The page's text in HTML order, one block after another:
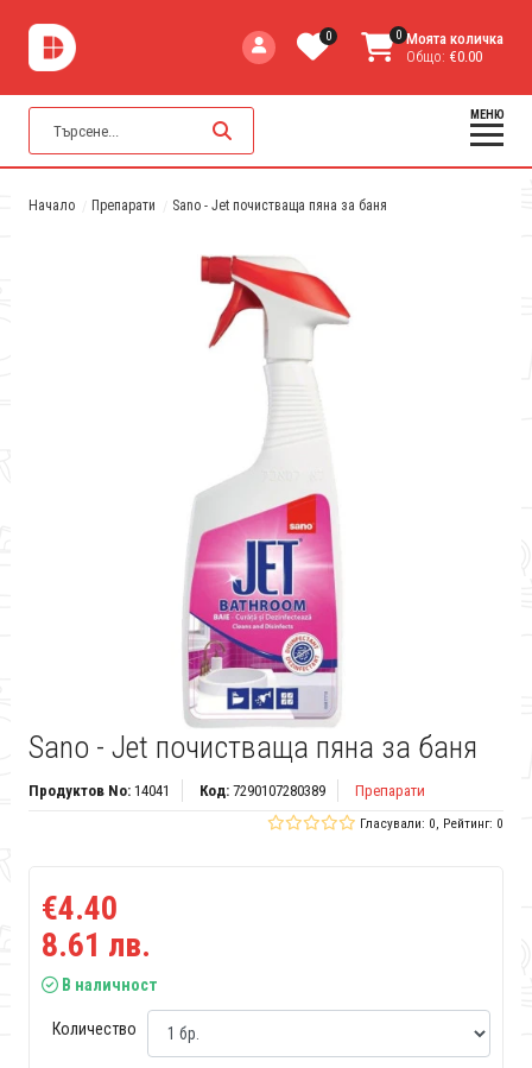
0 0 Моята количка
Общо: €0.00
МЕНЮ
Начало Препарати Sano - Jet почистваща пяна за баня
Sano - Jet почистваща пяна за баня
Продуктов No:14041 Код:7290107280389 Препарати
Гласували: 0, Рейтинг: 0
€4.40
8.61 лв.
В наличност
Количество